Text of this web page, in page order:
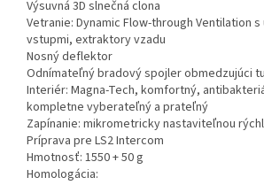
Výsuvná 3D slnečná clona
Vetranie: Dynamic Flow-through Ventilation
vstupmi, extraktory vzadu
Nosný deflektor
Odnímateľný bradový spojler obmedzujúci
Interiér: Magna-Tech, komfortný,
kompletne vyberateľný a prateľný
Zapínanie: mikrometricky nastaviteľnou
Príprava pre LS2 Intercom
Hmotnosť: 1550 + 50 g
Homologácia: